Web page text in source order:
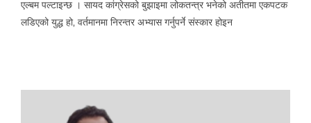
एल्बम पल्टाइन्छ । सायद कांग्रेसको बुझाइमा लोकतन्त्र भनेको अतीतमा एकपटक
लडिएको युद्ध हो, वर्तमानमा निरन्तर अभ्यास गर्नुपर्ने संस्कार होइन